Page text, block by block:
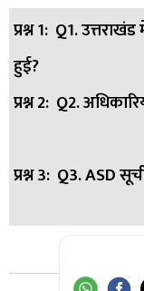
प्रश्न 1: Q1.
हुई?
उत्तर: मुख्य निर्वाचन
प्रश्न 2: Q2.
उत्तर: फार्म 6, 7 और
प्रश्न 3: Q3. ASD
ASD सूची